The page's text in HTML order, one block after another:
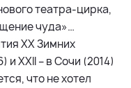
театра-цирка,
чуда»…
XX Зимних
XXII – в Сочи (2014)
что не хотел